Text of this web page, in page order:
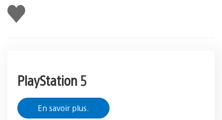
J'aime
PlayStation 5
En savoir plus.